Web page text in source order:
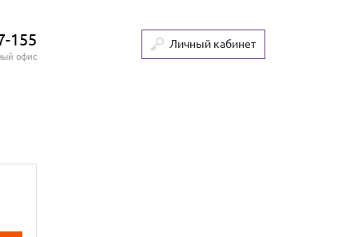
155
офис
Личный кабинет